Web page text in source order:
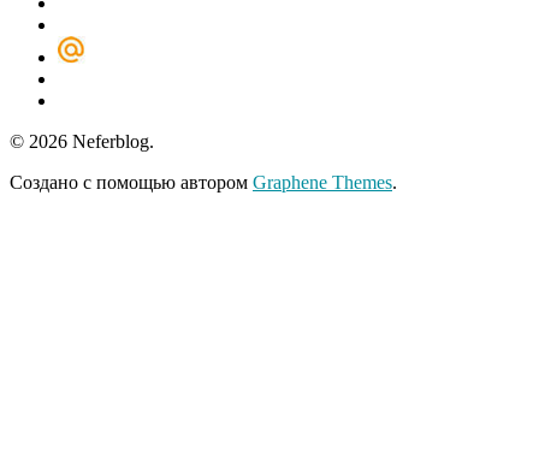
© 2026 Neferblog.
Создано с помощью автором Graphene Themes.